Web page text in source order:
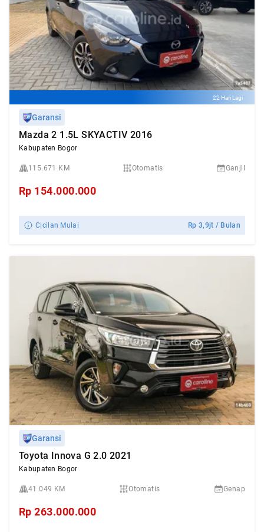
22 Hari Lagi
Garansi
Mazda 2 1.5L SKYACTIV 2016
Kabupaten Bogor
115.671 KM Otomatis Ganjil
Rp 154.000.000
Cicilan Mulai Rp3,9jt / Bulan
Garansi
Toyota Innova G 2.0 2021
Kabupaten Bogor
41.049 KM Otomatis Genap
Rp263.000.000